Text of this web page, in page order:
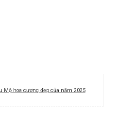
Mộ hoa cương đẹp của năm 2025